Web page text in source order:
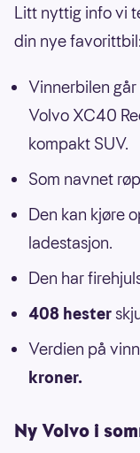
Litt nyttig info vi
din nye favorittbil:
Vinnerbilen
Volvo XC40
kompakt SUV.
Som navnet
Den kan kjøre
ladestasjon.
Den har
408 hester
Verdien på
kroner.
Ny Volvo i